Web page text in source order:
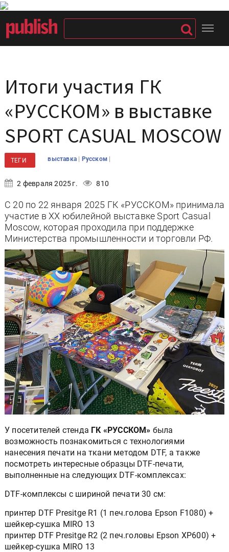
Итоги участия ГК
«РУССКОМ» в выставке
SPORT CASUAL MOSCOW
ТЕГИ выставка | Русском |
2 февраля 2025 г. 810
С 20 по 22 января 2025 ГК «РУССКОМ» принимала
участие в XX юбилейной выставке Sport Casual
Moscow, которая проходила при поддержке
Министерства промышленности и торговли РФ.
У посетителей стенда ГК «РУССКОМ» была
возможность познакомиться с технологиями
нанесения печати на ткани методом DTF, а также
посмотреть интересные образцы DTF-печати,
выполненные на следующих DTF-комплексах:
DTF-комплексы с шириной печати 30 см:
принтер DTF Presitge R1 (1 печ.голова Epson F1080) +
шейкер-сушка MIRO 13
принтер DTF Presitge R2 (2 печ.головы Epson XP600) +
шейкер-сушка MIRO 13